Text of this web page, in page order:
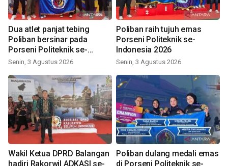
Dua atlet panjat tebing
Poliban bersinar pada
Porseni Politeknik se-
Indonesia 2026
Senin, 3 Agustus 2026
Poliban raih tujuh emas
Porseni Politeknik se-
Indonesia 2026
Senin, 3 Agustus 2026
Wakil Ketua DPRD Balangan
hadiri Rakorwil ADKASI se-
Poliban dulang medali emas
di Porseni Politeknik se-